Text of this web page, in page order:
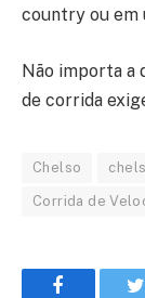
country ou em
Não importa a
de corrida
Chelso
Corrida de
Facebook